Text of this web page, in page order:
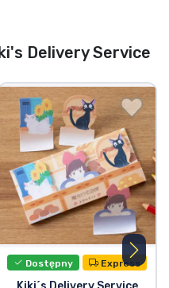
Delivery Service
Dostępny Express